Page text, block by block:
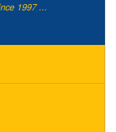
1997 ...